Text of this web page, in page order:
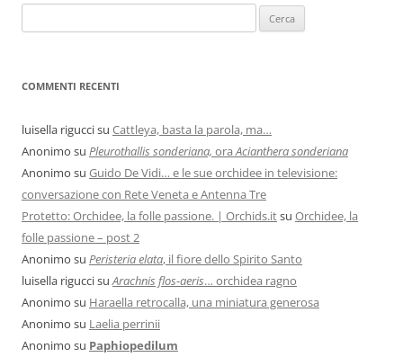
COMMENTI RECENTI
luisella riguccisu Cattleya, basta la parola, ma…
Anonimo su Pleurothallis sonderiana, ora Acianthera sonderiana
Anonimo su Guido De Vidi… e le sue orchidee in televisione:
conversazione con Rete Veneta e Antenna Tre
Protetto: Orchidee, la folle passione. | Orchids.itsu Orchidee, la
folle passione – post 2
Anonimo su Peristeria elata, il fiore dello Spirito Santo
luisella riguccisu Arachnis flos-aeris… orchidea ragno
Anonimo su Haraella retrocalla, una miniatura generosa
Anonimo su Laelia perrinii
Anonimo su Paphiopedilum